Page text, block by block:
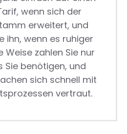
wenn sich der
erweitert, und
ihn, wenn es ruhiger
Weise zahlen Sie nur
Sie benötigen, und
sich schnell mit
vertraut.